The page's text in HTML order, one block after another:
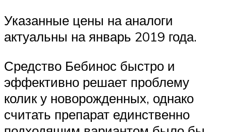
Указанные цены на аналоги
актуальны на январь 2019 года.
Средство Бебинос быстро и
эффективно решает проблему
колик у новорожденных, однако
считать препарат единственно